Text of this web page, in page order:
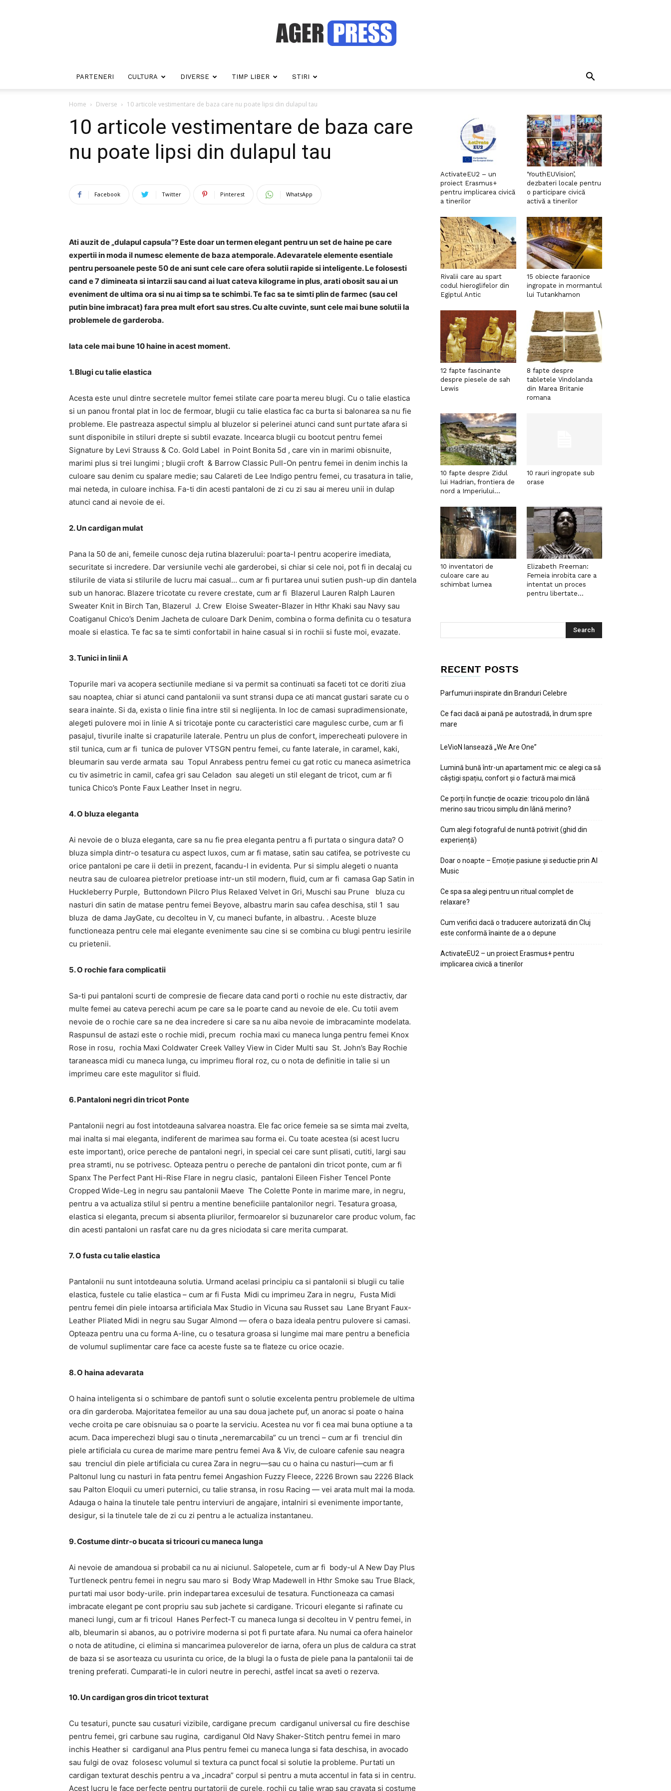
PARTENERI CULTURA DIVERSE TIMP LIBER STIRI
Home Diverse 10 articole vestimentare de baza care nu poate lipsi din dulapul tau
10 articole vestimentare de baza care
nu poate lipsi din dulapul tau
Facebook Twitter Pinterest WhatsApp
Ati auzit de „dulapul capsula”? Este doar un termen elegant pentru un set de haine pe care
expertii in moda il numesc elemente de baza atemporale. Adevaratele elemente esentiale
pentru persoanele peste 50 de ani sunt cele care ofera solutii rapide si inteligente. Le folosesti
cand e 7 dimineata si intarzii sau cand ai luat cateva kilograme in plus, arati obosit sau ai un
eveniment de ultima ora si nu ai timp sa te schimbi. Te fac sa te simti plin de farmec (sau cel
putin bine imbracat) fara prea mult efort sau stres. Cu alte cuvinte, sunt cele mai bune solutii la
problemele de garderoba.
Iata cele mai bune 10 haine in acest moment.
1. Blugi cu talie elastica
Acesta este unul dintre secretele multor femei stilate care poarta mereu blugi. Cu o talie elastica
si un panou frontal plat in loc de fermoar, blugii cu talie elastica fac ca burta si balonarea sa nu fie
probleme. Ele pastreaza aspectul simplu al bluzelor si pelerinei atunci cand sunt purtate afara si
sunt disponibile in stiluri drepte si subtil evazate. Incearca blugii cu bootcut pentru femei
Signature by Levi Strauss & Co. Gold Label in Point Bonita 5d , care vin in marimi obisnuite,
marimi plus si trei lungimi ; blugii croft & Barrow Classic Pull-On pentru femei in denim inchis la
culoare sau denim cu spalare medie; sau Calareti de Lee Indigo pentru femei, cu trasatura in talie,
mai neteda, in culoare inchisa. Fa-ti din acesti pantaloni de zi cu zi sau ai mereu unii in dulap
atunci cand ai nevoie de ei.
2. Un cardigan mulat
Pana la 50 de ani, femeile cunosc deja rutina blazerului: poarta-l pentru acoperire imediata,
securitate si incredere. Dar versiunile vechi ale garderobei, si chiar si cele noi, pot fi in decalaj cu
stilurile de viata si stilurile de lucru mai casual… cum ar fi purtarea unui sutien push-up din dantela
sub un hanorac. Blazere tricotate cu revere crestate, cum ar fi Blazerul Lauren Ralph Lauren
Sweater Knit in Birch Tan, Blazerul J. Crew Eloise Sweater-Blazer in Hthr Khaki sau Navy sau
Coatiganul Chico’s Denim Jacheta de culoare Dark Denim, combina o forma definita cu o tesatura
moale si elastica. Te fac sa te simti confortabil in haine casual si in rochii si fuste moi, evazate.
3. Tunici in linii A
Topurile mari va acopera sectiunile mediane si va permit sa continuati sa faceti tot ce doriti ziua
sau noaptea, chiar si atunci cand pantalonii va sunt stransi dupa ce ati mancat gustari sarate cu o
seara inainte. Si da, exista o linie fina intre stil si neglijenta. In loc de camasi supradimensionate,
alegeti pulovere moi in linie A si tricotaje ponte cu caracteristici care magulesc curbe, cum ar fi
pasajul, tivurile inalte si crapaturile laterale. Pentru un plus de confort, imperecheati pulovere in
stil tunica, cum ar fi tunica de pulover VTSGN pentru femei, cu fante laterale, in caramel, kaki,
bleumarin sau verde armata sau Topul Anrabess pentru femei cu gat rotic cu maneca asimetrica
cu tiv asimetric in camil, cafea gri sau Celadon sau alegeti un stil elegant de tricot, cum ar fi
tunica Chico’s Ponte Faux Leather Inset in negru.
4. O bluza eleganta
Ai nevoie de o bluza eleganta, care sa nu fie prea eleganta pentru a fi purtata o singura data? O
bluza simpla dintr-o tesatura cu aspect luxos, cum ar fi matase, satin sau catifea, se potriveste cu
orice pantaloni pe care ii detii in prezent, facandu-l in evidenta. Pur si simplu alegeti o nuanta
neutra sau de culoarea pietrelor pretioase intr-un stil modern, fluid, cum ar fi camasa Gap Satin in
Huckleberry Purple, Buttondown Pilcro Plus Relaxed Velvet in Gri, Muschi sau Prune bluza cu
nasturi din satin de matase pentru femei Beyove, albastru marin sau cafea deschisa, stil 1 sau
bluza de dama JayGate, cu decolteu in V, cu maneci bufante, in albastru. . Aceste bluze
functioneaza pentru cele mai elegante evenimente sau cine si se combina cu blugi pentru iesirile
cu prietenii.
5. O rochie fara complicatii
Sa-ti pui pantaloni scurti de compresie de fiecare data cand porti o rochie nu este distractiv, dar
multe femei au cateva perechi acum pe care sa le poarte cand au nevoie de ele. Cu totii avem
nevoie de o rochie care sa ne dea incredere si care sa nu aiba nevoie de imbracaminte modelata.
Raspunsul de astazi este o rochie midi, precum rochia maxi cu maneca lunga pentru femei Knox
Rose in rosu, rochia Maxi Coldwater Creek Valley View in Cider Multi sau St. John’s Bay Rochie
taraneasca midi cu maneca lunga, cu imprimeu floral roz, cu o nota de definitie in talie si un
imprimeu care este magulitor si fluid.
6. Pantaloni negri din tricot Ponte
Pantalonii negri au fost intotdeauna salvarea noastra. Ele fac orice femeie sa se simta mai zvelta,
mai inalta si mai eleganta, indiferent de marimea sau forma ei. Cu toate acestea (si acest lucru
este important), orice pereche de pantaloni negri, in special cei care sunt plisati, cutiti, largi sau
prea stramti, nu se potrivesc. Opteaza pentru o pereche de pantaloni din tricot ponte, cum ar fi
Spanx The Perfect Pant Hi-Rise Flare in negru clasic, pantaloni Eileen Fisher Tencel Ponte
Cropped Wide-Leg in negru sau pantalonii Maeve The Colette Ponte in marime mare, in negru,
pentru a va actualiza stilul si pentru a mentine beneficiile pantalonilor negri. Tesatura groasa,
elastica si eleganta, precum si absenta pliurilor, fermoarelor si buzunarelor care produc volum, fac
din acesti pantaloni un rasfat care nu da gres niciodata si care merita cumparat.
7. O fusta cu talie elastica
Pantalonii nu sunt intotdeauna solutia. Urmand acelasi principiu ca si pantalonii si blugii cu talie
elastica, fustele cu talie elastica – cum ar fi Fusta Midi cu imprimeu Zara in negru, Fusta Midi
pentru femei din piele intoarsa artificiala Max Studio in Vicuna sau Russet sau Lane Bryant Faux-
Leather Pliated Midi in negru sau Sugar Almond — ofera o baza ideala pentru pulovere si camasi.
Opteaza pentru una cu forma A-line, cu o tesatura groasa si lungime mai mare pentru a beneficia
de volumul suplimentar care face ca aceste fuste sa te flateze cu orice ocazie.
8. O haina adevarata
O haina inteligenta si o schimbare de pantofi sunt o solutie excelenta pentru problemele de ultima
ora din garderoba. Majoritatea femeilor au una sau doua jachete puf, un anorac si poate o haina
veche croita pe care obisnuiau sa o poarte la serviciu. Acestea nu vor fi cea mai buna optiune a ta
acum. Daca imperechezi blugi sau o tinuta „neremarcabila” cu un trenci – cum ar fi trenciul din
piele artificiala cu curea de marime mare pentru femei Ava & Viv, de culoare cafenie sau neagra
sau trenciul din piele artificiala cu curea Zara in negru—sau cu o haina cu nasturi—cum ar fi
Paltonul lung cu nasturi in fata pentru femei Angashion Fuzzy Fleece, 2226 Brown sau 2226 Black
sau Palton Eloquii cu umeri puternici, cu talie stransa, in rosu Racing — vei arata mult mai la moda.
Adauga o haina la tinutele tale pentru interviuri de angajare, intalniri si evenimente importante,
desigur, si la tinutele tale de zi cu zi pentru a le actualiza instantaneu.
9. Costume dintr-o bucata si tricouri cu maneca lunga
Ai nevoie de amandoua si probabil ca nu ai niciunul. Salopetele, cum ar fi body-ul A New Day Plus
Turtleneck pentru femei in negru sau maro si Body Wrap Madewell in Hthr Smoke sau True Black,
purtati mai usor body-urile. prin indepartarea excesului de tesatura. Functioneaza ca camasi
imbracate elegant pe cont propriu sau sub jachete si cardigane. Tricouri elegante si rafinate cu
maneci lungi, cum ar fi tricoul Hanes Perfect-T cu maneca lunga si decolteu in V pentru femei, in
alb, bleumarin si abanos, au o potrivire moderna si pot fi purtate afara. Nu numai ca ofera hainelor
o nota de atitudine, ci elimina si mancarimea puloverelor de iarna, ofera un plus de caldura ca strat
de baza si se asorteaza cu usurinta cu orice, de la blugi la o fusta de piele pana la pantalonii tai de
trening preferati. Cumparati-le in culori neutre in perechi, astfel incat sa aveti o rezerva.
10. Un cardigan gros din tricot texturat
Cu tesaturi, puncte sau cusaturi vizibile, cardigane precum cardiganul universal cu fire deschise
pentru femei, gri carbune sau rugina, cardiganul Old Navy Shaker-Stitch pentru femei in maro
inchis Heather si cardiganul ana Plus pentru femei cu maneca lunga si fata deschisa, in avocado
sau fulgi de ovaz folosesc volumul si textura ca punct focal si solutie la probleme. Purtati un
cardigan texturat deschis pentru a va „incadra” corpul si pentru a muta accentul in fata si in centru.
Acest lucru le face perfecte pentru purtatorii de curele, rochii cu talie wrap sau cravata si costume
ActivateEU2 – un
proiect Erasmus+
pentru implicarea civică
a tinerilor
‘YouthEUVision’,
dezbateri locale pentru
o participare civică
activă a tinerilor
Rivalii care au spart
codul hieroglifelor din
Egiptul Antic
15 obiecte faraonice
ingropate in mormantul
lui Tutankhamon
12 fapte fascinante
despre piesele de sah
Lewis
8 fapte despre
tabletele Vindolanda
din Marea Britanie
romana
10 fapte despre Zidul
lui Hadrian, frontiera de
nord a Imperiului...
10 rauri ingropate sub
orase
10 inventatori de
culoare care au
schimbat lumea
Elizabeth Freeman:
Femeia inrobita care a
intentat un proces
pentru libertate...
RECENT POSTS
Parfumuri inspirate din Branduri Celebre
Ce faci dacă ai pană pe autostradă, în drum spre
mare
LeVioN lansează „We Are One”
Lumină bună într-un apartament mic: ce alegi ca să
câștigi spațiu, confort și o factură mai mică
Ce porți în funcție de ocazie: tricou polo din lână
merino sau tricou simplu din lână merino?
Cum alegi fotograful de nuntă potrivit (ghid din
experiență)
Doar o noapte – Emoție pasiune și seductie prin AI
Music
Ce spa sa alegi pentru un ritual complet de
relaxare?
Cum verifici dacă o traducere autorizată din Cluj
este conformă înainte de a o depune
ActivateEU2 – un proiect Erasmus+ pentru
implicarea civică a tinerilor